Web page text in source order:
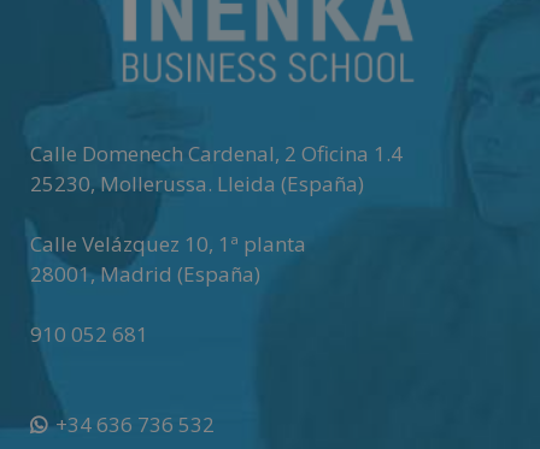
Calle Domenech Cardenal, 2 Oficina 1.4
25230, Mollerussa. Lleida (España)
Calle Velázquez 10, 1ª planta
28001,Madrid (España)
910 052 681
+34 636 736 532